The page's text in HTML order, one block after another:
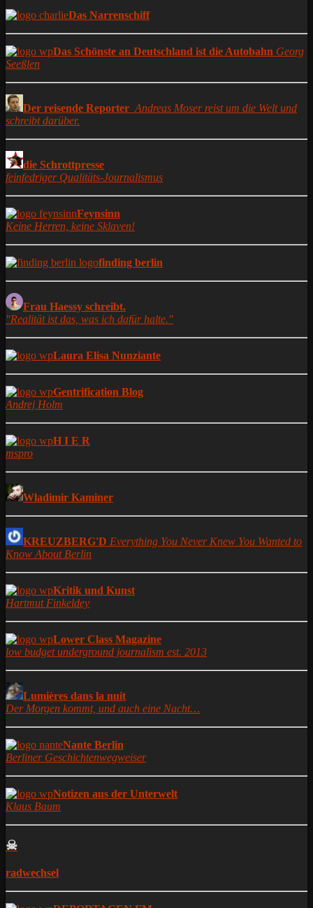
Das Narrenschiff
Das Schönste an Deutschland ist die Autobahn Georg
Seeßlen
Der reisende Reporter Andreas Moser reist um die Welt und
schreibt darüber.
die Schrottpresse
feinfedriger Qualitäts-Journalismus
Feynsinn
Keine Herren, keine Sklaven!
finding berlin
Frau Haessy schreibt.
"Realität ist das, was ich dafür halte."
Laura Elisa Nunziante
Gentrification Blog
Andrej Holm
H I E R
mspro
Wladimir Kaminer
KREUZBERG'D Everything You Never Knew You Wanted to
Know About Berlin
Kritik und Kunst
Hartmut Finkeldey
Lower Class Magazine
low budget underground journalism est. 2013
Lumières dans la nuit
Der Morgen kommt, und auch eine Nacht…
Nante Berlin
Berliner Geschichtenwegweiser
Notizen aus der Unterwelt
Klaus Baum
☠
radwechsel